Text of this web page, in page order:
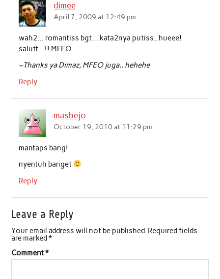
o
o
k
A
p
n
dimee
April 7, 2009 at 12:49 pm
wah2… romantiss bgt… kata2nya putiss.. hueee!
salutt…!! MFEO…
–Thanks ya Dimaz, MFEO juga.. hehehe
Reply
masbejo
October 19, 2010 at 11:29 pm
mantaps bang!
nyentuh banget
Reply
Leave a Reply
Your email address will not be published. Required fields
are marked*
Comment*